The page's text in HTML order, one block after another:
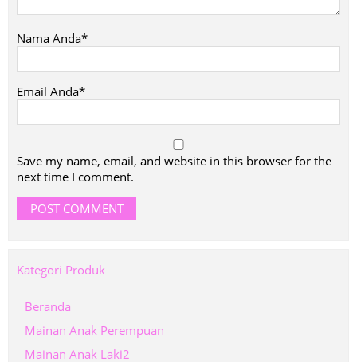
Nama Anda*
Email Anda*
Save my name, email, and website in this browser for the
next time I comment.
Kategori Produk
Beranda
Mainan Anak Perempuan
Mainan Anak Laki2